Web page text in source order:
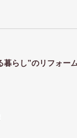
暮らし”のリフォー